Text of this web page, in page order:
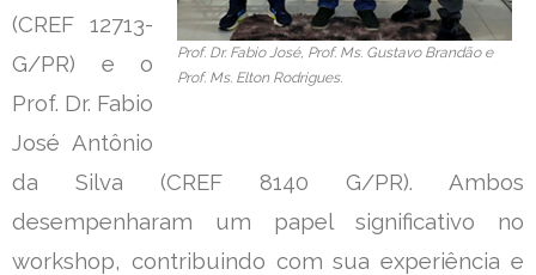
Prof. Dr. Fabio José, Prof. Ms. Gustavo Brandão e
Prof. Ms. Elton Rodrigues.
(CREF 12713-
G/PR) e o
Prof. Dr. Fabio
José Antônio
da Silva (CREF 8140 G/PR). Ambos
desempenharam um papel significativo no
workshop, contribuindo com sua experiência e